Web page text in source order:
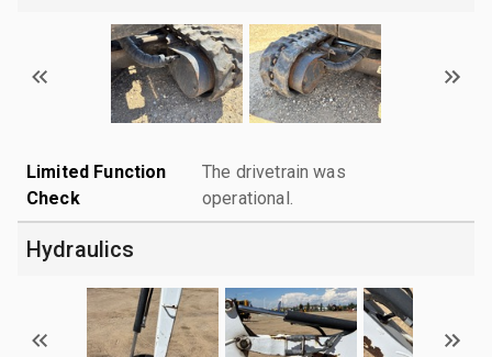
Limited Function
Check
The drivetrain was
operational.
Hydraulics